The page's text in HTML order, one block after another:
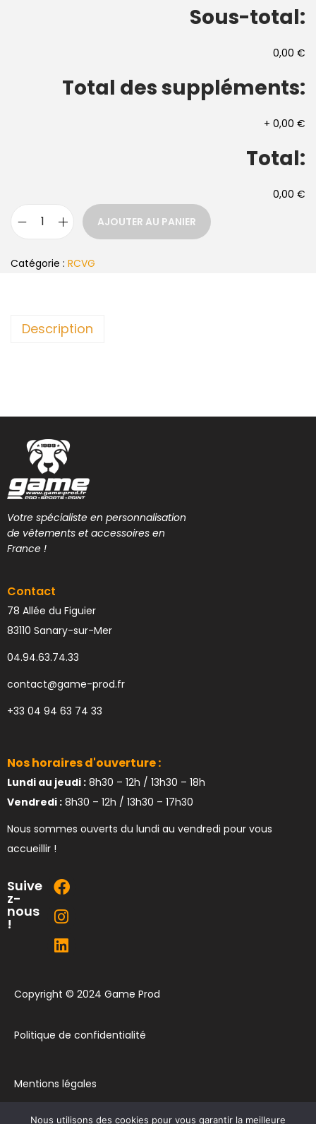
Sous-total:
0,00 €
Total des suppléments:
+ 0,00 €
Total:
0,00 €
AJOUTER AU PANIER
Catégorie : RCVG
Description
Votre spécialiste en personnalisation
de vêtements et accessoires en
France !
Contact
78 Allée du Figuier
83110 Sanary-sur-Mer
04.94.63.74.33
contact@game-prod.fr
+33 04 94 63 74 33
Nos horaires d'ouverture :
Lundi au jeudi : 8h30 – 12h / 13h30 – 18h
Vendredi : 8h30 – 12h / 13h30 – 17h30
Nous sommes ouverts du lundi au vendredi pour vous
accueillir !
Suive
z-
nous
!
Copyright © 2024 Game Prod
Politique de confidentialité
Mentions légales
Nous utilisons des cookies pour vous garantir la meilleure